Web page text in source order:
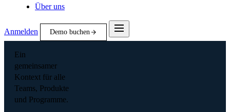
Über uns
Anmelden Demo buchen
Ein
gemeinsamer
Kontext für alle
Teams, Produkte
und Programme.